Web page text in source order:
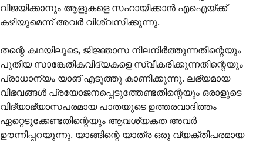
വിജയിക്കാനും ആളുകളെ സഹായിക്കാൻ എഐയ്ക്ക്
കഴിയുമെന്ന് അവർ വിശ്വസിക്കുന്നു.
തന്റെ കഥയിലൂടെ, ജിജ്ഞാസ നിലനിർത്തുന്നതിന്റെയും
പുതിയ സാങ്കേതികവിദ്യകളെ സ്വീകരിക്കുന്നതിന്റെയും
പ്രാധാന്യം യാങ് എടുത്തു കാണിക്കുന്നു. ലഭ്യമായ
വിഭവങ്ങൾ പ്രയോജനപ്പെടുത്തേണ്ടതിന്റെയും ഒരാളുടെ
വിദ്യാഭ്യാസപരമായ പാതയുടെ ഉത്തരവാദിത്തം
ഏറ്റെടുക്കേണ്ടതിന്റെയും ആവശ്യകത അവർ
ഊന്നിപ്പറയുന്നു. യാങ്ങിന്റെ യാത്ര ഒരു വ്യക്തിപരമായ